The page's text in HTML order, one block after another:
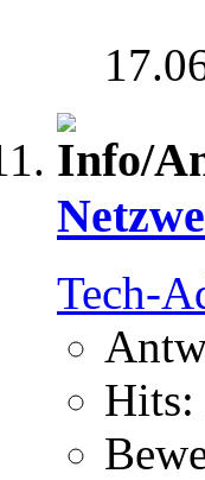
Tech-
Hits: